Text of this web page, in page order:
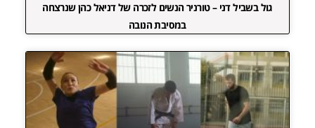
גול בשביל דני – טורניר הנשים לזכרה של דניאל כהן שנרצחה
במסיבת הנובה